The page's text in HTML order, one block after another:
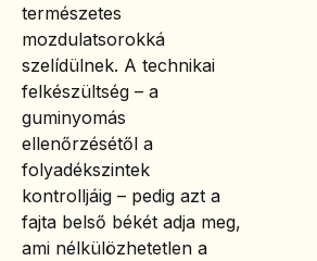
természetes
mozdulatsorokká
szelídülnek. A technikai
felkészültség – a
guminyomás
ellenőrzésétől a
folyadékszintek
kontrolljáig – pedig azt a
fajta belső békét adja meg,
ami nélkülözhetetlen a